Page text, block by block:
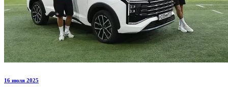
16 июля 2025